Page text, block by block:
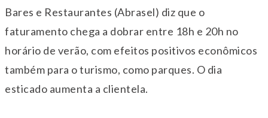
Bares e Restaurantes (Abrasel) diz que o
faturamento chega a dobrar entre 18h e 20h no
horário de verão, com efeitos positivos econômicos
também para o turismo, como parques. O dia
esticado aumenta a clientela.